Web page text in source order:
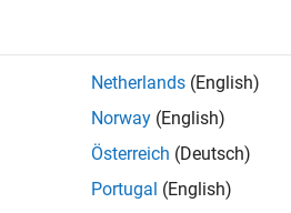
to endorse this person in a skill
Netherlands (English)
Norway (English)
Österreich (Deutsch)
Portugal (English)